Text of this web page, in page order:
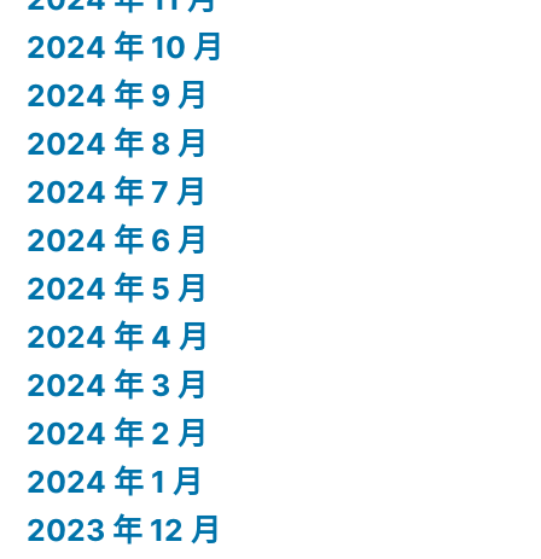
2024 年 10 月
2024 年 9 月
2024 年 8 月
2024 年 7 月
2024 年 6 月
2024 年 5 月
2024 年 4 月
2024 年 3 月
2024 年 2 月
2024 年 1 月
2023 年 12 月